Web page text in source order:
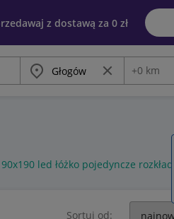
z dostawą za 0 zł
Miasto Wyczyść frazę
Odległość
+0 km
90x190 led łóżko pojedyncze
Sortuj od: